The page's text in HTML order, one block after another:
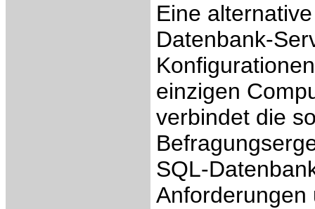
Eine
Datenbank-
einzigen
verbindet die
SQL-
Anforderungen